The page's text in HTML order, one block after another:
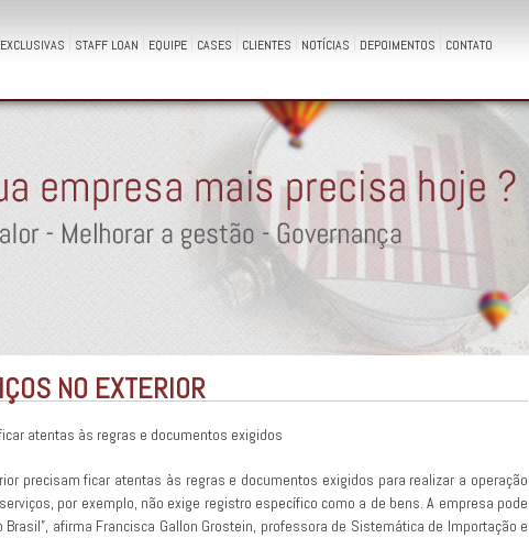
STAFF LOAN EQUIPE CASES CLIENTES NOTÍCIAS DEPOIMENTOS CONTATO
NO EXTERIOR
atentas às regras e documentos exigidos
precisam ficar atentas às regras e documentos exigidos para realizar a operação
por exemplo, não exige registro específico como a de bens. A empresa pode
afirma Francisca Gallon Grostein, professora de Sistemática de Importação e